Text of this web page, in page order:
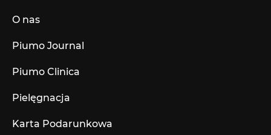
O nas
Piumo Journal
Piumo Clinica
Pielęgnacja
Karta Podarunkowa